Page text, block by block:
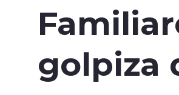
golpiza